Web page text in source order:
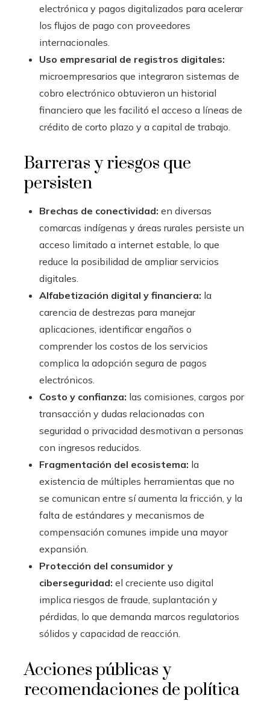
electrónica y pagos digitalizados para acelerar
los flujos de pago con proveedores
internacionales.
Uso empresarial de registros digitales:
microempresarios que integraron sistemas de
cobro electrónico obtuvieron un historial
financiero que les facilitó el acceso a líneas de
crédito de corto plazo y a capital de trabajo.
Barreras y riesgos que
persisten
Brechas de conectividad: en diversas
comarcas indígenas y áreas rurales persiste un
acceso limitado a internet estable, lo que
reduce la posibilidad de ampliar servicios
digitales.
Alfabetización digital y financiera: la
carencia de destrezas para manejar
aplicaciones, identificar engaños o
comprender los costos de los servicios
complica la adopción segura de pagos
electrónicos.
Costo y confianza: las comisiones, cargos por
transacción y dudas relacionadas con
seguridad o privacidad desmotivan a personas
con ingresos reducidos.
Fragmentación del ecosistema: la
existencia de múltiples herramientas que no
se comunican entre sí aumenta la fricción, y la
falta de estándares y mecanismos de
compensación comunes impide una mayor
expansión.
Protección del consumidor y
ciberseguridad: el creciente uso digital
implica riesgos de fraude, suplantación y
pérdidas, lo que demanda marcos regulatorios
sólidos y capacidad de reacción.
Acciones públicas y
recomendaciones de política